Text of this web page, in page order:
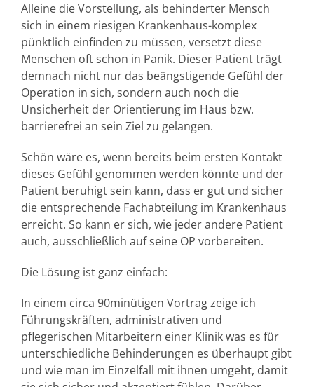
Alleine die Vorstellung, als behinderter Mensch
sich in einem riesigen Krankenhaus-komplex
pünktlich einfinden zu müssen, versetzt diese
Menschen oft schon in Panik. Dieser Patient trägt
demnach nicht nur das beängstigende Gefühl der
Operation in sich, sondern auch noch die
Unsicherheit der Orientierung im Haus bzw.
barrierefrei an sein Ziel zu gelangen.
Schön wäre es, wenn bereits beim ersten Kontakt
dieses Gefühl genommen werden könnte und der
Patient beruhigt sein kann, dass er gut und sicher
die entsprechende Fachabteilung im Krankenhaus
erreicht. So kann er sich, wie jeder andere Patient
auch, ausschließlich auf seine OP vorbereiten.
Die Lösung ist ganz einfach:
In einem circa 90minütigen Vortrag zeige ich
Führungskräften, administrativen und
pflegerischen Mitarbeitern einer Klinik was es für
unterschiedliche Behinderungen es überhaupt gibt
und wie man im Einzelfall mit ihnen umgeht, damit